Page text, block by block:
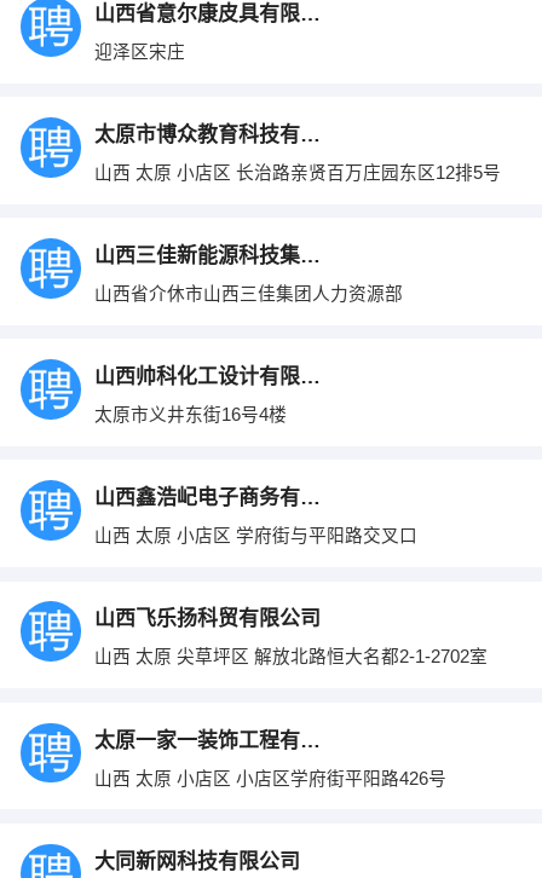
山西省意尔康皮具有限公司
迎泽区宋庄
太原市博众教育科技有限公司
山西 太原 小店区 长治路亲贤百万庄园东区12排5号
山西三佳新能源科技集团有限公司
山西省介休市山西三佳集团人力资源部
山西帅科化工设计有限公司
太原市义井东街16号4楼
山西鑫浩屺电子商务有限公司
山西 太原 小店区 学府街与平阳路交叉口
山西飞乐扬科贸有限公司
山西 太原 尖草坪区 解放北路恒大名都2-1-2702室
太原一家一装饰工程有限公司
山西 太原 小店区 小店区学府街平阳路426号
大同新网科技有限公司